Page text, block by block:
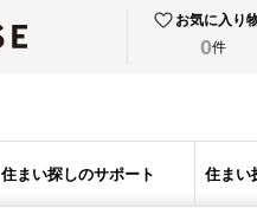
お気に入り
0件
住まい探しのサポート 住まい